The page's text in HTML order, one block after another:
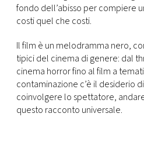
fondo dell’abisso per compiere
costi quel che costi.
Il film è un melodramma nero,
tipici del cinema di genere: dal
cinema horror fino al film a
contaminazione c’è il desiderio
coinvolgere lo spettatore,
questo racconto universale.